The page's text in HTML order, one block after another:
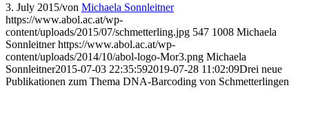
3. July 2015/von Michaela Sonnleitner
https://www.abol.ac.at/wp-
content/uploads/2015/07/schmetterling.jpg 547 1008 Michaela
Sonnleitner https://www.abol.ac.at/wp-
content/uploads/2014/10/abol-logo-Mor3.png Michaela
Sonnleitner2015-07-03 22:35:592019-07-28 11:02:09Drei neue
Publikationen zum Thema DNA-Barcoding von Schmetterlingen